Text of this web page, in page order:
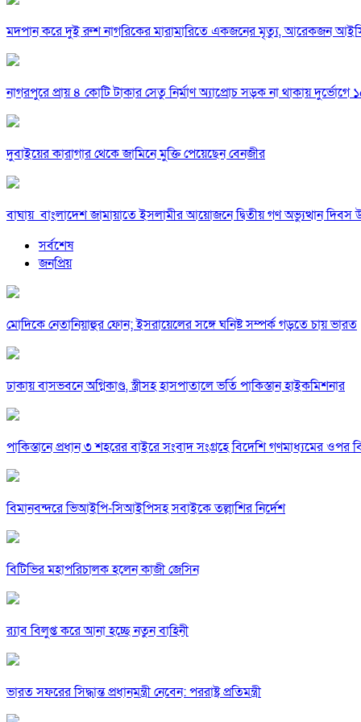
মদপান করে দুই রুশ নাগরিকের মারামারিতে একজনের মৃত্যু, আরেকজন
নাগরপুরে প্রায় ৪ কোটি টাকার সেতু নির্মাণ অ্যাপ্রোচ সড়ক না থাকায় দুর্ভোগে
দুবাইয়ের কারাগার থেকে জামিনে মুক্তি পেয়েছেন বেনজীর
বাঘায় বাংলাদেশ জামায়াতে ইসলামীর আয়োজনে দ্বিতীয় গণ অভ্যুত্থান
সর্বশেষ
জনপ্রিয়
মোদিকে নেতানিয়াহুর ফোন; ইসরায়েলের সঙ্গে ঘনিষ্ট সম্পর্ক গড়তে চায় ভারত
ঢাকায় বাসভবনে অগ্নিকাণ্ড, স্ত্রীসহ হাসপাতালে ভর্তি পাকিস্তান হাইকমিশনার
পাকিস্তানে প্রধান ৩ শহরের বাইরে সংবাদ সংগ্রহে বিদেশি গণমাধ্যমের ওপর
বিমানবন্দরে ভিআইপি-সিআইপিসহ সবাইকে তল্লাশির নির্দেশ
বিটিভির মহাপরিচালক হলেন কাজী জেসিন
র‍্যাব বিলুপ্ত করে আনা হচ্ছে নতুন বাহিনী
ভারত সফরের সিদ্ধান্ত প্রধানমন্ত্রী নেবেন: পররাষ্ট্র প্রতিমন্ত্রী